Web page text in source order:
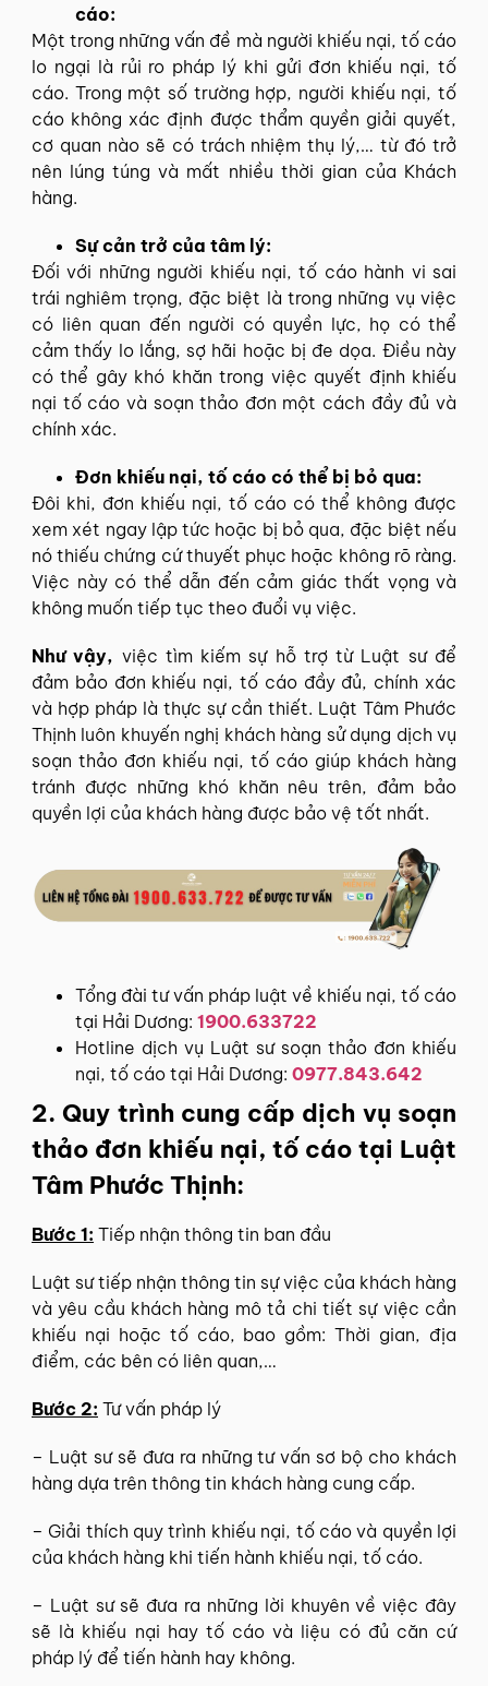
cáo:
Một trong những vấn đề mà người khiếu nại, tố cáo
lo ngại là rủi ro pháp lý khi gửi đơn khiếu nại, tố
cáo. Trong một số trường hợp, người khiếu nại, tố
cáo không xác định được thẩm quyền giải quyết,
cơ quan nào sẽ có trách nhiệm thụ lý,… từ đó trở
nên lúng túng và mất nhiều thời gian của Khách
hàng.
Sự cản trở của tâm lý:
Đối với những người khiếu nại, tố cáo hành vi sai
trái nghiêm trọng, đặc biệt là trong những vụ việc
có liên quan đến người có quyền lực, họ có thể
cảm thấy lo lắng, sợ hãi hoặc bị đe dọa. Điều này
có thể gây khó khăn trong việc quyết định khiếu
nại tố cáo và soạn thảo đơn một cách đầy đủ và
chính xác.
Đơn khiếu nại, tố cáo có thể bị bỏ qua:
Đôi khi, đơn khiếu nại, tố cáo có thể không được
xem xét ngay lập tức hoặc bị bỏ qua, đặc biệt nếu
nó thiếu chứng cứ thuyết phục hoặc không rõ ràng.
Việc này có thể dẫn đến cảm giác thất vọng và
không muốn tiếp tục theo đuổi vụ việc.
Như vậy, việc tìm kiếm sự hỗ trợ từ Luật sư để
đảm bảo đơn khiếu nại, tố cáo đầy đủ, chính xác
và hợp pháp là thực sự cần thiết. Luật Tâm Phước
Thịnh luôn khuyến nghị khách hàng sử dụng dịch vụ
soạn thảo đơn khiếu nại, tố cáo giúp khách hàng
tránh được những khó khăn nêu trên, đảm bảo
quyền lợi của khách hàng được bảo vệ tốt nhất.
Tổng đài tư vấn pháp luật về khiếu nại, tố cáo
tại Hải Dương: 1900.633722
Hotline dịch vụ Luật sư soạn thảo đơn khiếu
nại, tố cáo tại Hải Dương: 0977.843.642
2. Quy trình cung cấp dịch vụ soạn
thảo đơn khiếu nại, tố cáo tại Luật
Tâm Phước Thịnh:
Bước 1: Tiếp nhận thông tin ban đầu
Luật sư tiếp nhận thông tin sự việc của khách hàng
và yêu cầu khách hàng mô tả chi tiết sự việc cần
khiếu nại hoặc tố cáo, bao gồm: Thời gian, địa
điểm, các bên có liên quan,…
Bước 2: Tư vấn pháp lý
– Luật sư sẽ đưa ra những tư vấn sơ bộ cho khách
hàng dựa trên thông tin khách hàng cung cấp.
– Giải thích quy trình khiếu nại, tố cáo và quyền lợi
của khách hàng khi tiến hành khiếu nại, tố cáo.
– Luật sư sẽ đưa ra những lời khuyên về việc đây
sẽ là khiếu nại hay tố cáo và liệu có đủ căn cứ
pháp lý để tiến hành hay không.